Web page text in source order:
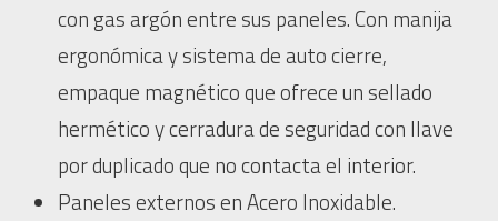
con gas argón entre sus paneles. Con manija
ergonómica y sistema de auto cierre,
empaque magnético que ofrece un sellado
hermético y cerradura de seguridad con llave
por duplicado que no contacta el interior.
Paneles externos en Acero Inoxidable.